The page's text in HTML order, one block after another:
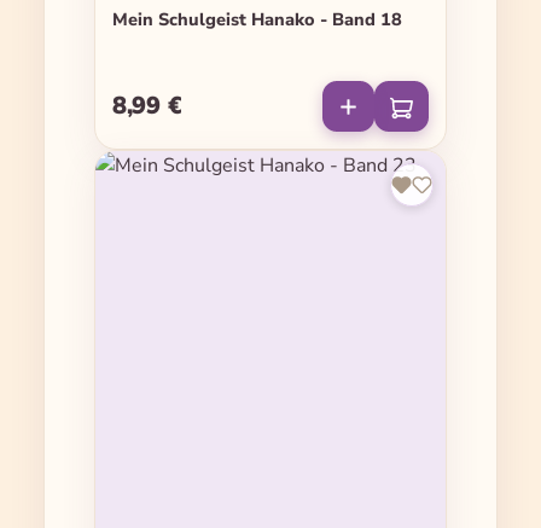
Mein Schulgeist Hanako - Band 18
Regulärer Preis:
8,99 €